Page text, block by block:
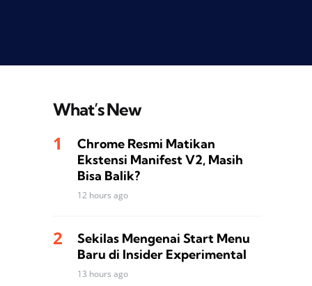
What’s New
Chrome Resmi Matikan
Ekstensi Manifest V2, Masih
Bisa Balik?
12 hours ago
Sekilas Mengenai Start Menu
Baru di Insider Experimental
13 hours ago